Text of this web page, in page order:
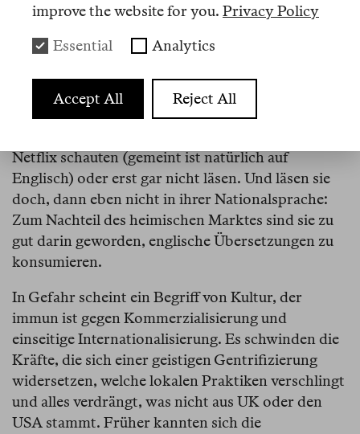
bestimmten Region auf ihr kommerzielles
einer jüngeren Episode des hauseigenen Podcasts
auf eine bemerkenswerte Tatsache hin: Die
Buchmärkte Skandinaviens und der Niederlande
Netflix schauten (gemeint ist natürlich auf
Englisch) oder erst gar nicht läsen. Und läsen sie
doch, dann eben nicht in ihrer Nationalsprache:
Zum Nachteil des heimischen Marktes sind sie zu
gut darin geworden, englische Übersetzungen zu
konsumieren.
In Gefahr scheint ein Begriff von Kultur, der
immun ist gegen Kommerzialisierung und
einseitige Internationalisierung. Es schwinden die
Kräfte, die sich einer geistigen Gentrifizierung
widersetzen, welche lokalen Praktiken verschlingt
und alles verdrängt, was nicht aus UK oder den
USA stammt. Früher kannten sich die
improve the website for you. Privacy Policy
Essential Analytics
Accept All Reject All